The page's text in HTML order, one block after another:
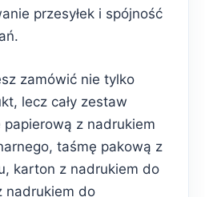
przesyłek i spójność
zamówić nie tylko
lecz cały zestaw
papierową z nadrukiem
taśmę pakową z
karton z nadrukiem do
nadrukiem do